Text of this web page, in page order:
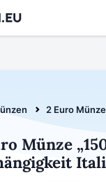
2 Euro
Münze